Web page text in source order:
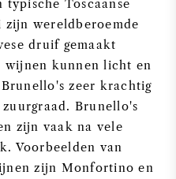
typische Toscaanse
wereldberoemde
druif gemaakt
wijnen kunnen licht en
zeer krachtig
Brunello's
zijn vaak na vele
Voorbeelden van
zijn Monfortino en